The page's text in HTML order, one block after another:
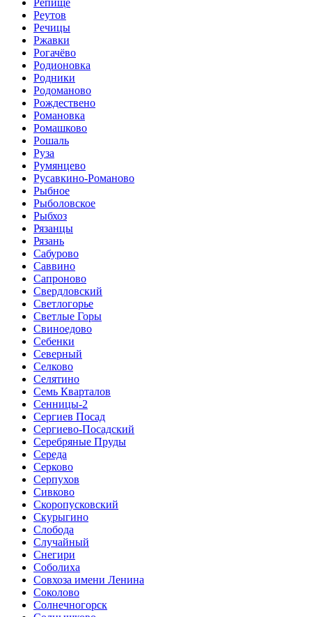
Репище
Реутов
Речицы
Ржавки
Рогачёво
Родионовка
Родники
Родоманово
Рождествено
Романовка
Ромашково
Рошаль
Руза
Румянцево
Русавкино-Романово
Рыбное
Рыболовское
Рыбхоз
Рязанцы
Рязань
Сабурово
Саввино
Сапроново
Свердловский
Светлогорье
Светлые Горы
Свиноедово
Себенки
Северный
Селково
Селятино
Семь Кварталов
Сенницы-2
Сергиев Посад
Сергиево-Посадский
Серебряные Пруды
Середа
Серково
Серпухов
Сивково
Скоропусковский
Скурыгино
Слобода
Случайный
Снегири
Соболиха
Совхоза имени Ленина
Соколово
Солнечногорск